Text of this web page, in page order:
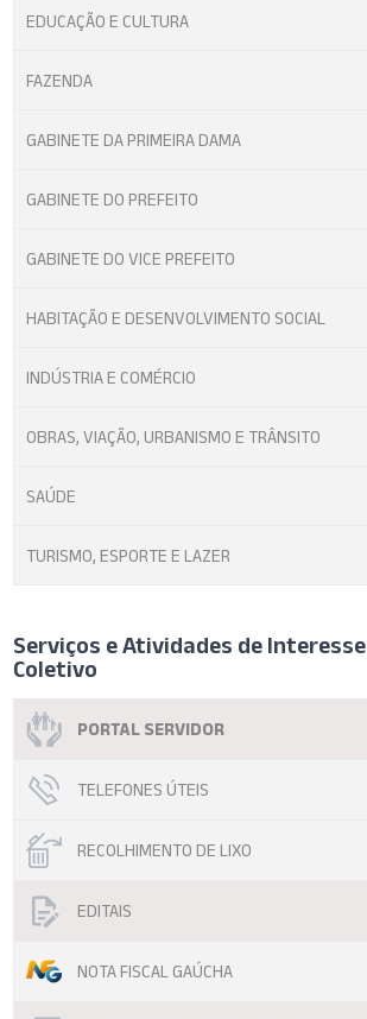
EDUCAÇÃO E CULTURA
FAZENDA
GABINETE DA PRIMEIRA DAMA
GABINETE DO PREFEITO
GABINETE DO VICE PREFEITO
HABITAÇÃO E DESENVOLVIMENTO SOCIAL
INDÚSTRIA E COMÉRCIO
OBRAS, VIAÇÃO, URBANISMO E TRÂNSITO
SAÚDE
TURISMO, ESPORTE E LAZER
Serviços e Atividades de Interesse
Coletivo
PORTAL SERVIDOR
TELEFONES ÚTEIS
RECOLHIMENTO DE LIXO
EDITAIS
NOTA FISCAL GAÚCHA